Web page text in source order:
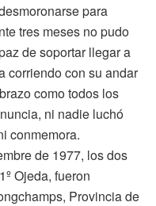
para
tres meses no pudo
de soportar llegar a
corriendo con su andar
como todos los
ni nadie luchó
conmemora.
de 1977, los dos
Ojeda, fueron
Provincia de